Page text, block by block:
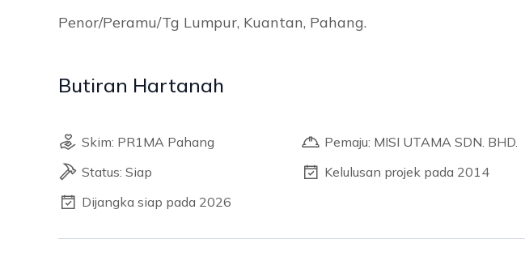
Penor/Peramu/Tg Lumpur, Kuantan, Pahang.
Butiran Hartanah
Skim: PR1MA Pahang
Pemaju: MISI UTAMA SDN. BHD.
Status: Siap
Kelulusan projek pada 2014
Dijangka siap pada 2026